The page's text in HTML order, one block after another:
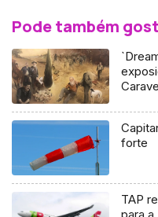
Pode também
forte
TAP